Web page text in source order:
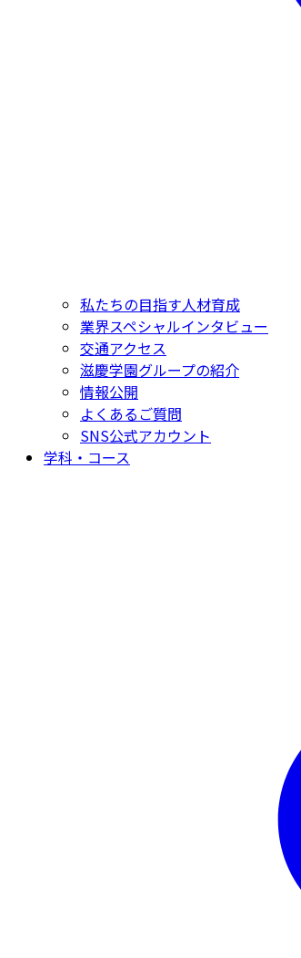
私たちの目指す人材育成
業界スペシャルインタビュー
交通アクセス
滋慶学園グループの紹介
情報公開
よくあるご質問
SNS公式アカウント
学科・コース